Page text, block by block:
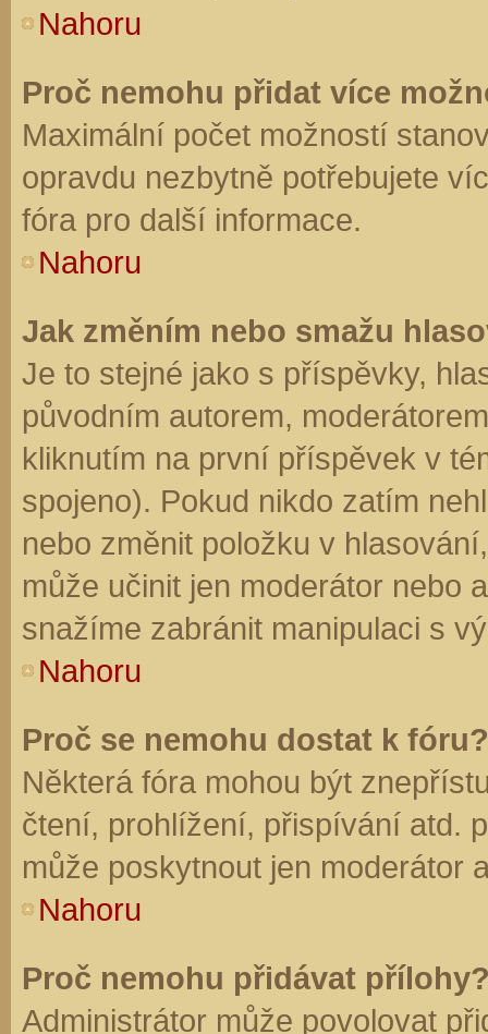
Nahoru
Proč nemohu přidat více
Maximální počet možností
opravdu nezbytně potřebujete
fóra pro další informace.
Nahoru
Jak změním nebo smažu
Je to stejné jako s příspěvky,
původním autorem,
kliknutím na první příspěvek v
spojeno). Pokud nikdo zatím
nebo změnit položku v
může učinit jen moderátor nebo
snažíme zabránit manipulaci s
Nahoru
Proč se nemohu dostat k fóru?
Některá fóra mohou být
čtení, prohlížení, přispívání atd.
může poskytnout jen moderátor
Nahoru
Proč nemohu přidávat
Administrátor může povolovat